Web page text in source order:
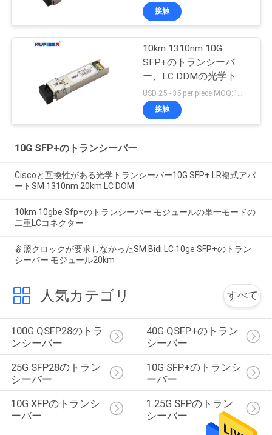
接触
10km 1310nm 10G
SFP+のトランシーバ
ー、LC DDMの光学トラ
ンシーバー モジュール
接触
10G SFP+のトランシーバー
Ciscoと互換性がある光学トランシーバー10G SFP+ LR複式アパ
ートSM 1310nm 20km LC DOM
10km 10gbe Sfp+のトランシーバー モジュールの単一モードの
二重LCコネクター
参照クロックが要求しなかったSM Bidi LC 10ge SFP+のトラン
シーバー モジュール20km
人気カテゴリ すべて
100G QSFP28のトラ
ンシーバー
40G QSFP+のトラン
シーバー
25G SFP28のトラン
シーバー
10G SFP+のトランシ
ーバー
10G XFPのトランシ
ーバー
1.25G SFPのトラン
シーバー